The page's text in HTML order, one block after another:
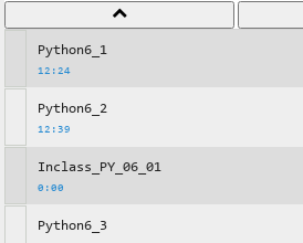
Python6_1
12:24
Python6_2
12:39
Inclass_PY_06_01
0:00
Python6_3